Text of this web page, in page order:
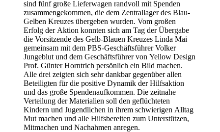
sind fünf große Lieferwagen randvoll mit Spenden
zusammengekommen, die dem Zentrallager des Blau-
Gelben Kreuzes übergeben wurden. Vom großen
Erfolg der Aktion konnten sich am Tag der Übergabe
die Vorsitzende des Gelb-Blauen Kreuzes Linda Mai
gemeinsam mit dem PBS-Geschäftsführer Volker
Jungeblut und dem Geschäftsführer von Yellow Design
Prof. Günter Horntrich persönlich ein Bild machen.
Alle drei zeigten sich sehr dankbar gegenüber allen
Beteiligten für die positive Dynamik der Hilfsaktion
und das große Spendenaufkommen. Die zeitnahe
Verteilung der Materialien soll den geflüchteten
Kindern und Jugendlichen in ihrem schwierigen Alltag
Mut machen und alle Hilfsbereiten zum Unterstützen,
Mitmachen und Nachahmen anregen.